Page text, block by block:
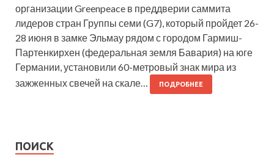
организации Greenpeace в преддверии саммита
лидеров стран Группы семи (G7), который пройдет 26-
28 июня в замке Эльмау рядом с городом Гармиш-
Партенкирхен (федеральная земля Бавария) на юге
Германии, установили 60-метровый знак мира из
зажженных свечей на скале…
ПОДРОБНЕЕ
ПОИСК